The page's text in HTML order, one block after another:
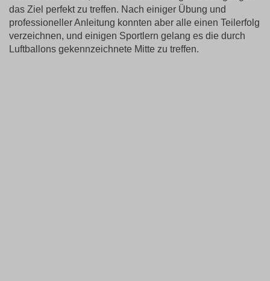
das Ziel perfekt zu treffen. Nach einiger Übung und
professioneller Anleitung konnten aber alle einen Teilerfolg
verzeichnen, und einigen Sportlern gelang es die durch
Luftballons gekennzeichnete Mitte zu treffen.